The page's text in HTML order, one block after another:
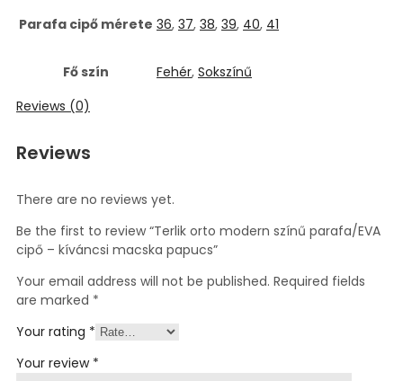
Parafa cipő mérete 36, 37, 38, 39, 40, 41
Fő szín Fehér, Sokszínű
Reviews (0)
Reviews
There are no reviews yet.
Be the first to review “Terlik orto modern színű parafa/EVA
cipő – kíváncsi macska papucs”
Your email address will not be published. Required fields
are marked *
Your rating *
Your review *